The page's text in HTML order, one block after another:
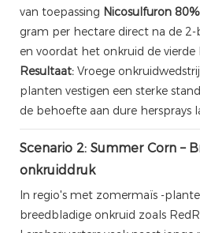
van toepassing Nicosulfuron
gram per hectare direct na de
en voordat het onkruid de vierde
Resultaat: Vroege
planten vestigen een sterke
de behoefte aan dure hersprays
Scenario 2: Summer Corn –
onkruiddruk
In regio's met zomermaïs -
breedbladige onkruid zoals